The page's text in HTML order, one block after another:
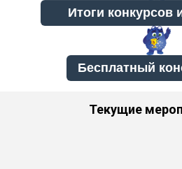
Бесплатный
Текущие